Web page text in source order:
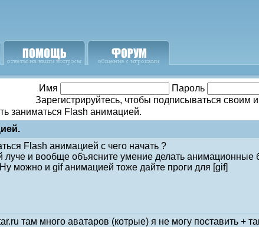
Имя
Пароль
Зарегистрируйтесь, чтобы подписываться своим
заниматься Flash анимацией.
Flash анимацией с чего начать ?
луче и вообще объясните умение делать анимационные
можно и gif анимацией тоже дайте проги для [gif]
там много аватаров (котрые) я не могу поставить +